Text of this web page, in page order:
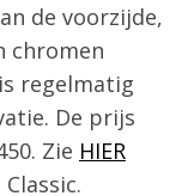
de voorzijde,
chromen
regelmatig
De prijs
Zie HIER